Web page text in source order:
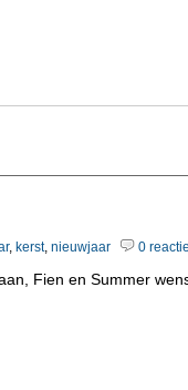
, kerst, nieuwjaar 0
Fien en Summer